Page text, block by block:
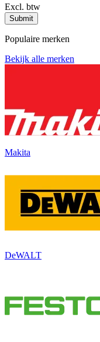
Excl. btw
Submit
Populaire merken
Bekijk alle merken
Makita
DeWALT